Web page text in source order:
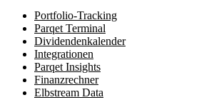
Portfolio-Tracking
Parqet Terminal
Dividendenkalender
Integrationen
Parqet Insights
Finanzrechner
Elbstream Data